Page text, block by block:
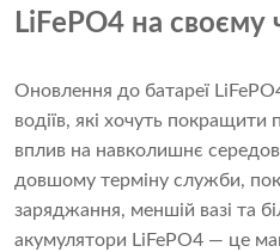
LiFePO4 на своєму
Оновлення до батареї
водіїв, які хочуть покращити
вплив на навколишнє
довшому терміну служби,
заряджання, меншій вазі та
акумулятори LiFePO4 — це